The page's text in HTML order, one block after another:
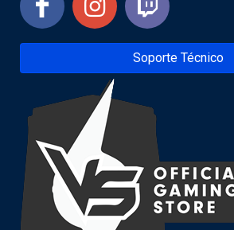
Soporte Técnico